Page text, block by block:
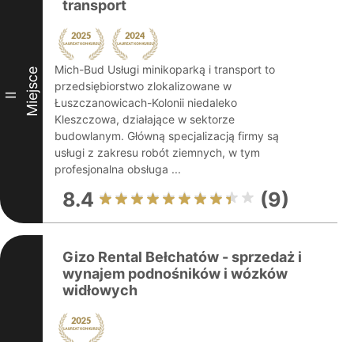
II Miejsce
transport
Mich-Bud Usługi minikoparką i transport to
przedsiębiorstwo zlokalizowane w
Łuszczanowicach-Kolonii niedaleko
Kleszczowa, działające w sektorze
budowlanym. Główną specjalizacją firmy są
usługi z zakresu robót ziemnych, w tym
profesjonalna obsługa ...
8.4 (9)
Gizo Rental Bełchatów - sprzedaż i
wynajem podnośników i wózków
widłowych